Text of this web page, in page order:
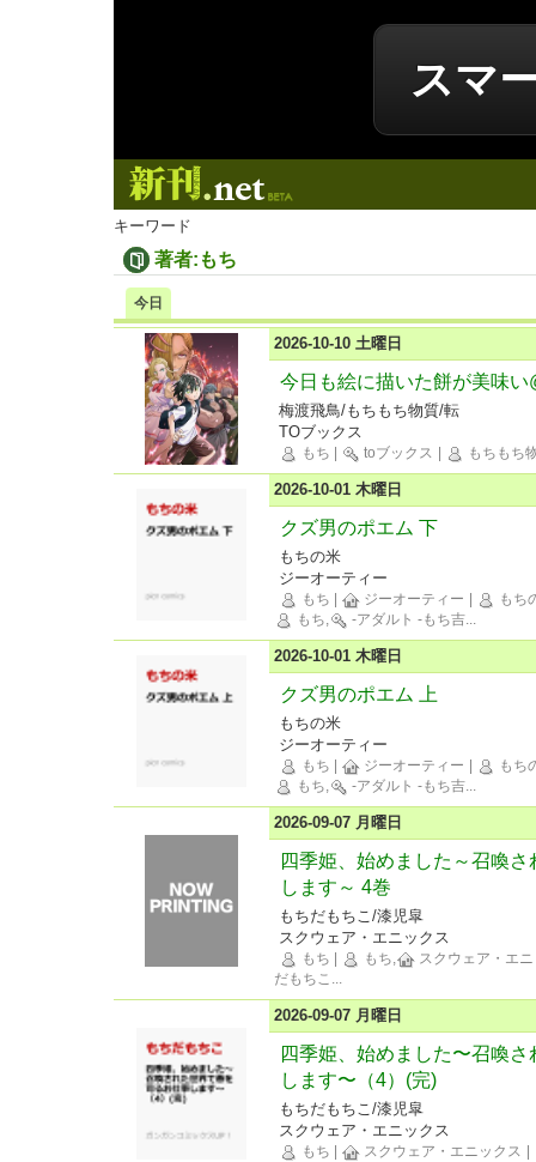
スマ
キーワード
著者:もち
今日
2026-10-10 土曜日
今日も絵に描いた餅が美味い
梅渡飛鳥/もちもち物質/転
TOブックス
もち toブックス もちもち
2026-10-01 木曜日
クズ男のポエム 下
もちの米
ジーオーティー
もち ジーオーティー
もち
もち,
-アダルト -もち吉...
2026-10-01 木曜日
クズ男のポエム 上
もちの米
ジーオーティー
もち ジーオーティー
もち
もち,
-アダルト -もち吉...
2026-09-07 月曜日
四季姫、始めました～召喚
します～ 4巻
もちだもちこ/漆児皐
スクウェア・エニックス
もち もち,
スクウェア・エ
だもちこ ...
2026-09-07 月曜日
四季姫、始めました〜召喚
します〜（4）(完)
もちだもちこ/漆児皐
スクウェア・エニックス
もち スクウェア・エニックス